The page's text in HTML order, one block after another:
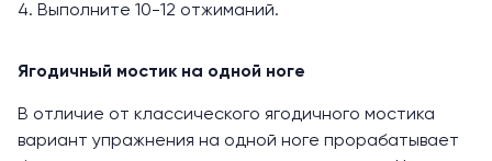
4. Выполните 10-12 отжиманий.
Ягодичный мостик на одной ноге
В отличие от классического ягодичного мостика
вариант упражнения на одной ноге прорабатывает